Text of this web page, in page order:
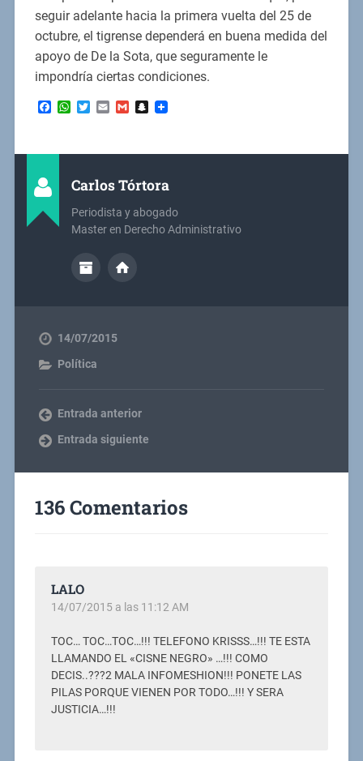
seguir adelante hacia la primera vuelta del 25 de
octubre, el tigrense dependerá en buena medida del
apoyo de De la Sota, que seguramente le
impondría ciertas condiciones.
Facebook
WhatsApp
Twitter
EmailGmailSnapchat
Carlos Tórtora
Periodista y abogado
Master en Derecho Administrativo
14/07/2015
Política
Entrada anterior
Entrada siguiente
136 Comentarios
LALO
14/07/2015 a las 11:12 AM
TOC… TOC…TOC…!!! TELEFONO KRISSS…!!! TE ESTA
LLAMANDO EL «CISNE NEGRO» …!!! COMO
DECIS..???2 MALA INFOMESHION!!! PONETE LAS
PILAS PORQUE VIENEN POR TODO…!!! Y SERA
JUSTICIA…!!!